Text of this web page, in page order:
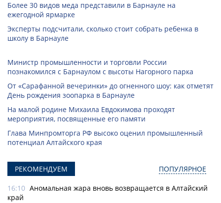
Более 30 видов меда представили в Барнауле на
ежегодной ярмарке
Эксперты подсчитали, сколько стоит собрать ребенка в
школу в Барнауле
Министр промышленности и торговли России
познакомился с Барнаулом с высоты Нагорного парка
От «Сарафанной вечеринки» до огненного шоу: как отметят
День рождения зоопарка в Барнауле
На малой родине Михаила Евдокимова проходят
мероприятия, посвященные его памяти
Глава Минпромторга РФ высоко оценил промышленный
потенциал Алтайского края
РЕКОМЕНДУЕМ ПОПУЛЯРНОЕ
16:10 Аномальная жара вновь возвращается в Алтайский
край